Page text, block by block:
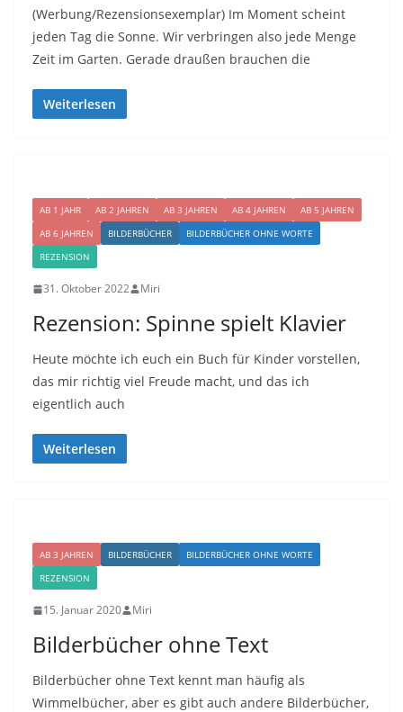
(Werbung/Rezensionsexemplar) Im Moment scheint
jeden Tag die Sonne. Wir verbringen also jede Menge
Zeit im Garten. Gerade draußen brauchen die
Weiterlesen
AB 1 JAHR AB 2 JAHREN AB 3 JAHREN AB 4 JAHREN
AB 5 JAHREN
AB 6 JAHREN
BILDERBÜCHER
BILDERBÜCHER OHNE WORTE
REZENSION
31. Oktober 2022 Miri
Rezension: Spinne spielt Klavier
Heute möchte ich euch ein Buch für Kinder vorstellen,
das mir richtig viel Freude macht, und das ich
eigentlich auch
Weiterlesen
AB 3 JAHREN BILDERBÜCHER
BILDERBÜCHER OHNE WORTE
REZENSION
15. Januar 2020 Miri
Bilderbücher ohne Text
Bilderbücher ohne Text kennt man häufig als
Wimmelbücher, aber es gibt auch andere Bilderbücher,